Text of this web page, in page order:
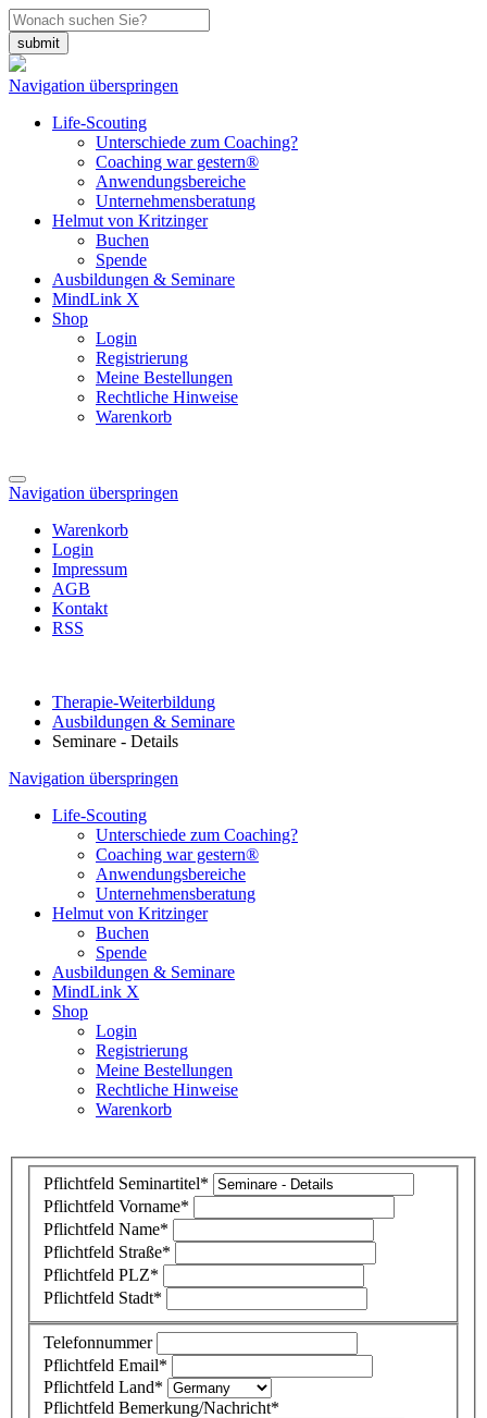
Navigation überspringen
Life-Scouting
Unterschiede zum Coaching?
Coaching war gestern®
Anwendungsbereiche
Unternehmensberatung
Helmut von Kritzinger
Buchen
Spende
Ausbildungen & Seminare
MindLink X
Shop
Login
Registrierung
Meine Bestellungen
Rechtliche Hinweise
Warenkorb
Navigation überspringen
Warenkorb
Login
Impressum
AGB
Kontakt
RSS
Therapie-Weiterbildung
Ausbildungen & Seminare
Seminare - Details
Navigation überspringen
Life-Scouting
Unterschiede zum Coaching?
Coaching war gestern®
Anwendungsbereiche
Unternehmensberatung
Helmut von Kritzinger
Buchen
Spende
Ausbildungen & Seminare
MindLink X
Shop
Login
Registrierung
Meine Bestellungen
Rechtliche Hinweise
Warenkorb
Pflichtfeld Seminartitel*
Pflichtfeld Vorname*
Pflichtfeld Name*
Pflichtfeld Straße*
Pflichtfeld PLZ*
Pflichtfeld Stadt*
Telefonnummer
Pflichtfeld Email*
Pflichtfeld Land*
Pflichtfeld Bemerkung/Nachricht*